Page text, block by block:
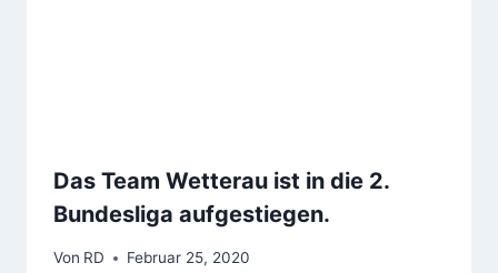
Das Team Wetterau ist in die 2.
Bundesliga aufgestiegen.
Von RD Februar 25, 2020